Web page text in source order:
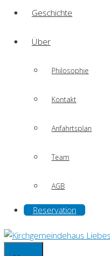
Geschichte
Über
Philosophie
Kontakt
Anfahrtsplan
Team
AGB
Reservation